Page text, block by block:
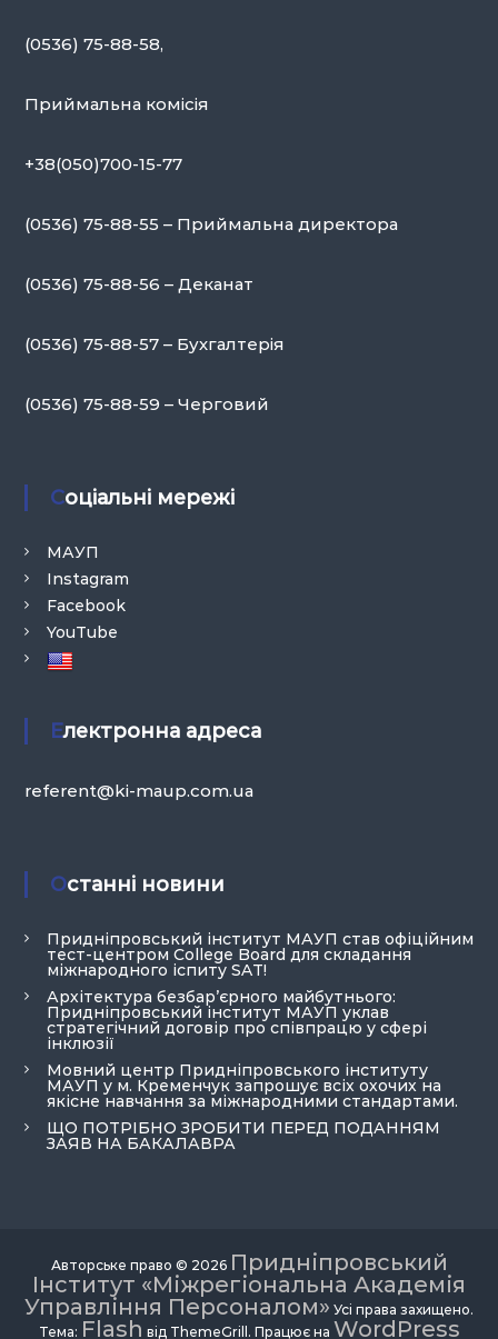
(0536) 75-88-58,
Приймальна комісія
+38(050)700-15-77
(0536) 75-88-55 – Приймальна директора
(0536) 75-88-56 – Деканат
(0536) 75-88-57 – Бухгалтерія
(0536) 75-88-59 – Черговий
Соціальні мережі
МАУП
Instagram
Facebook
YouTube
Електронна адреса
referent@ki-maup.com.ua
Останні новини
Придніпровський інститут МАУП став офіційним
тест-центром College Board для складання
міжнародного іспиту SAT!
Архітектура безбар’єрного майбутнього:
Придніпровський інститут МАУП уклав
стратегічний договір про співпрацю у сфері
інклюзії
Мовний центр Придніпровського інституту
МАУП у м. Кременчук запрошує всіх охочих на
якісне навчання за міжнародними стандартами.
ЩО ПОТРІБНО ЗРОБИТИ ПЕРЕД ПОДАННЯМ
ЗАЯВ НА БАКАЛАВРА
Авторське право © 2026 Придніпровський
Інститут «Міжрегіональна Академія
Управління Персоналом» Усі права захищено.
Тема: Flash від ThemeGrill. Працює на WordPress